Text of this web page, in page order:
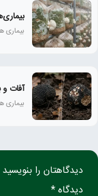
بیماری
آفات و
بیماری
دیدگاهتان را بنویسید
دیدگاه *